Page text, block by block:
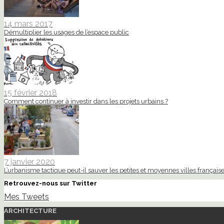
14 mars 2017
Démultiplier les usages de l’espace public
15 février 2018
Comment continuer à investir dans les projets urbains ?
7 janvier 2020
L’urbanisme tactique peut-il sauver les petites et moyennes villes
Retrouvez-nous sur Twitter
Mes Tweets
ARCHITECTURE